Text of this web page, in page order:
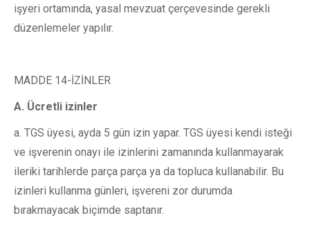
işyeri ortamında, yasal mevzuat çerçevesinde gerekli
düzenlemeler yapılır.
MADDE 14-İZİNLER
A. Ücretli izinler
a. TGS üyesi, ayda 5 gün izin yapar. TGS üyesi kendi isteği
ve işverenin onayı ile izinlerini zamanında kullanmayarak
ileriki tarihlerde parça parça ya da topluca kullanabilir. Bu
izinleri kullanma günleri, işvereni zor durumda
bırakmayacak biçimde saptanır.